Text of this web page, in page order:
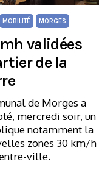
MOBILITÉ MORGES
validées
de la
de Morges a
mercredi soir, un
notamment la
zones 30 km/h
ville.